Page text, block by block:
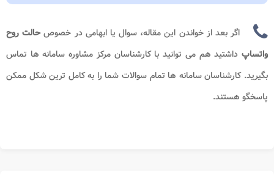
اگر بعد از خواندن این مقاله، سوال یا ابهامی در خصوصحالت روح
واتساپ​ داشتید هم می توانید با کارشناسان مرکز مشاوره سامانه ها تماس
بگیرید. کارشناسان سامانه ها تمام سوالات شما را به کامل ترین شکل ممکن
پاسخگو هستند.